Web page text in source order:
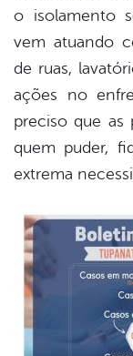
o isolamento
vem atuando
de ruas,
ações no
preciso que as
quem puder,
extrema